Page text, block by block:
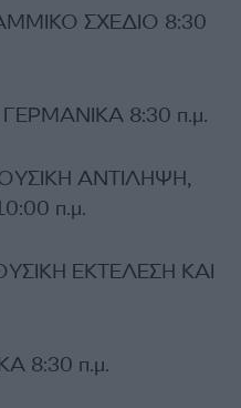
ΣΧΕΔΙΟ 8:30
8:30 π.μ.
ΑΝΤΙΛΗΨΗ,
π.μ.
ΕΚΤΕΛΕΣΗ ΚΑΙ
8:30 π.μ.